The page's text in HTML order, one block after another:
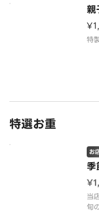
親
特
特選お重
季
お
当
旬